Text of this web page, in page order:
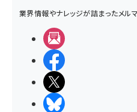
業界情報やナレッジが詰まったメル